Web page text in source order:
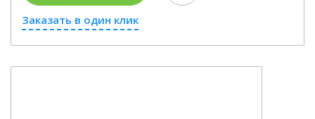
Заказать в один клик